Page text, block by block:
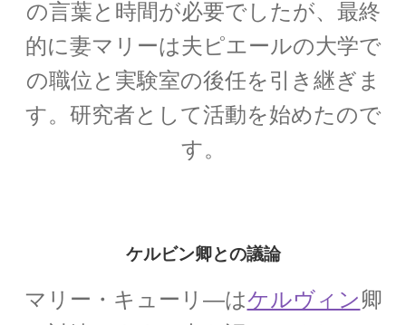
オックスフォード（OXFORD）
大学関連の物理学者【英語圏最古】
【アインシュタインと同じくドイツを逃れた実
【1879年3月8日 – 1968年7月28日】
の言葉と時間が必要でしたが、最終
的に妻マリーは夫ピエールの大学で
の職位と実験室の後任を引き継ぎま
す。研究者として活動を始めたので
す。
ケルビン卿との議論
マリー・キューリ―はケルヴィン卿